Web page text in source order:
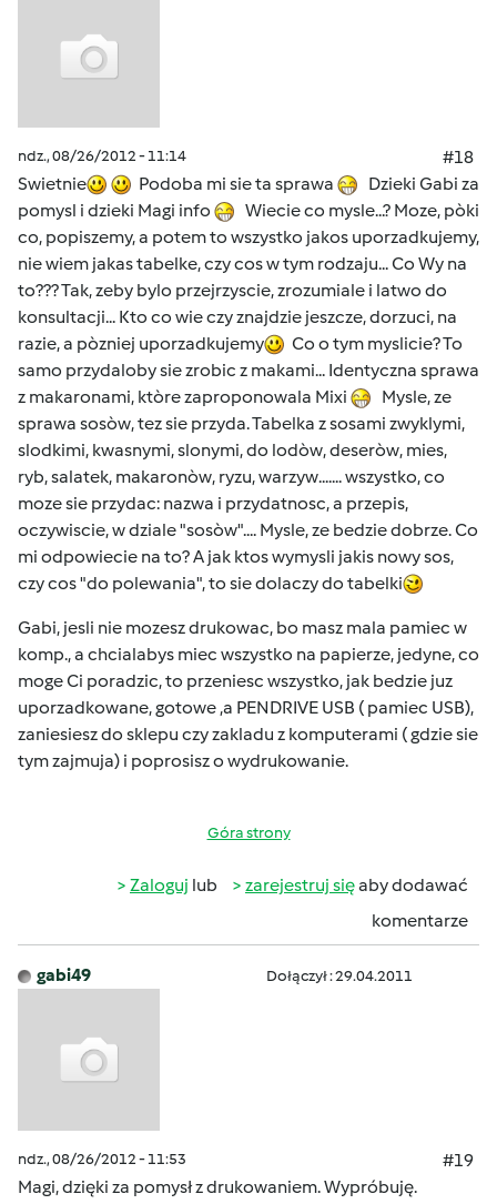
ndz., 08/26/2012 - 11:14
#18
Swietnie
Podoba mi sie ta sprawa
Dzieki Gabi za
pomysl i dzieki Magi info
Wiecie co mysle...? Moze, pòki
co, popiszemy, a potem to wszystko jakos uporzadkujemy,
nie wiem jakas tabelke, czy cos w tym rodzaju... Co Wy na
to??? Tak, zeby bylo przejrzyscie, zrozumiale i latwo do
konsultacji... Kto co wie czy znajdzie jeszcze, dorzuci, na
razie, a pòzniej uporzadkujemy
Co o tym myslicie? To
samo przydaloby sie zrobic z makami... Identyczna sprawa
z makaronami, ktòre zaproponowala Mixi
Mysle, ze
sprawa sosòw, tez sie przyda. Tabelka z sosami zwyklymi,
slodkimi, kwasnymi, slonymi, do lodòw, deseròw, mies,
ryb, salatek, makaronòw, ryzu, warzyw....... wszystko, co
moze sie przydac: nazwa i przydatnosc, a przepis,
oczywiscie, w dziale "sosòw".... Mysle, ze bedzie dobrze. Co
mi odpowiecie na to? A jak ktos wymysli jakis nowy sos,
czy cos "do polewania", to sie dolaczy do tabelki
Gabi, jesli nie mozesz drukowac, bo masz mala pamiec w
komp., a chcialabys miec wszystko na papierze, jedyne, co
moge Ci poradzic, to przeniesc wszystko, jak bedzie juz
uporzadkowane, gotowe ,a PENDRIVE USB ( pamiec USB),
zaniesiesz do sklepu czy zakladu z komputerami ( gdzie sie
tym zajmuja) i poprosisz o wydrukowanie.
Góra strony
Zaloguj lub zarejestruj sięaby dodawać
komentarze
gabi49 Dołączył : 29.04.2011
ndz., 08/26/2012 - 11:53
#19
Magi, dzięki za pomysł z drukowaniem. Wypróbuję.